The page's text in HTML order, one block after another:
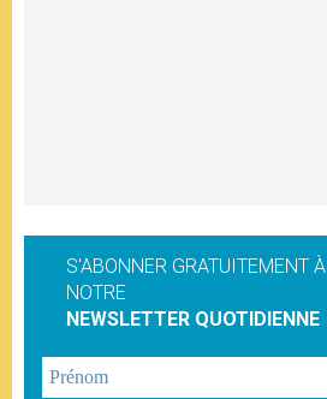
S'ABONNER GRATUITEMENT À
NOTRE
NEWSLETTER QUOTIDIENNE